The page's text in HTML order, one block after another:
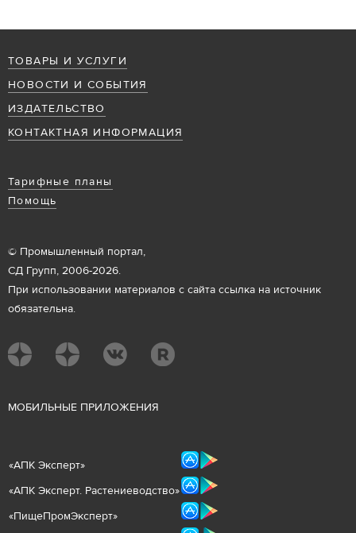
ТОВАРЫ И УСЛУГИ
НОВОСТИ И СОБЫТИЯ
ИЗДАТЕЛЬСТВО
КОНТАКТНАЯ ИНФОРМАЦИЯ
Тарифные планы
Помощь
© Промышленный портал,
СД Групп, 2006-2026.
При использовании материалов с сайта ссылка на источник
обязательна.
МОБИЛЬНЫЕ ПРИЛОЖЕНИЯ
«АПК Эксперт»
«АПК Эксперт. Растениеводство»
«ПищеПромЭксперт»